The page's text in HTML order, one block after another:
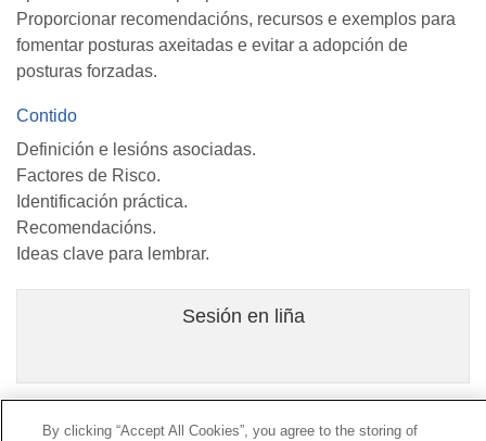
Proporcionar recomendacións, recursos e exemplos para
fomentar posturas axeitadas e evitar a adopción de
posturas forzadas.
Contido
Definición e lesións asociadas.
Factores de Risco.
Identificación práctica.
Recomendacións.
Ideas clave para lembrar.
Sesión en liña
Contacto|Perfil do contratante|Reclamacións
By clicking “Accept All Cookies”, you agree to the storing of